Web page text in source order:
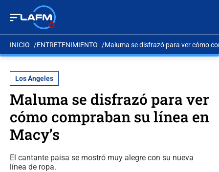
INICIO ENTRETENIMIENTO Maluma se disfrazó para ver cómo
Los Ángeles
Maluma se disfrazó para ver
cómo compraban su línea en
Macy’s
El cantante paisa se mostró muy alegre con su nueva
línea de ropa.